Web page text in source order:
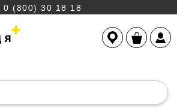
0 (800) 30 18 18